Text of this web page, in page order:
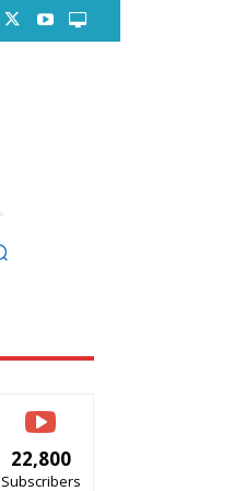
22,800
Subscribers